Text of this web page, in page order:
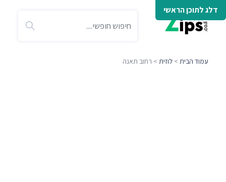
דלג לתוכן הראשי
עמוד הבית > לוזית > רחוב תאנה